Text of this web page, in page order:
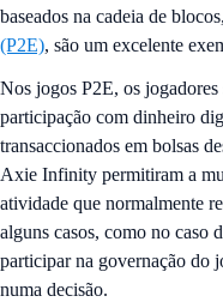
baseados na cadeia de
(P2E), são um excelente
Nos jogos P2E, os jogadores
participação com dinheiro
transaccionados em bolsas
Axie Infinity permitiram a
atividade que normalmente
alguns casos, como no caso
participar na governação do
numa decisão.